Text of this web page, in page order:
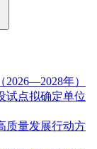
年）
试点拟确定单位
质量发展行动方